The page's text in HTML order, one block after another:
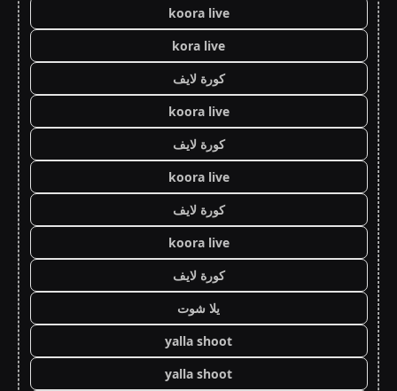
koora live
kora live
كورة لايف
koora live
كورة لايف
koora live
كورة لايف
koora live
كورة لايف
يلا شوت
yalla shoot
yalla shoot